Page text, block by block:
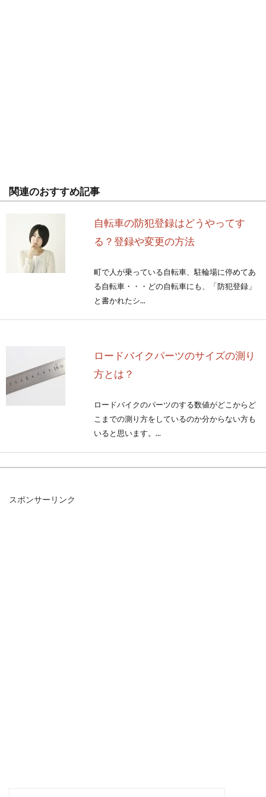
関連のおすすめ記事
自転車の防犯登録はどうやってす
る？登録や変更の方法
町で人が乗っている自転車、駐輪場に停めてあ
る自転車・・・どの自転車にも、「防犯登録」
と書かれたシ...
ロードバイクパーツのサイズの測り
方とは？
ロードバイクのパーツのする数値がどこからど
こまでの測り方をしているのか分からない方も
いると思います。...
スポンサーリンク